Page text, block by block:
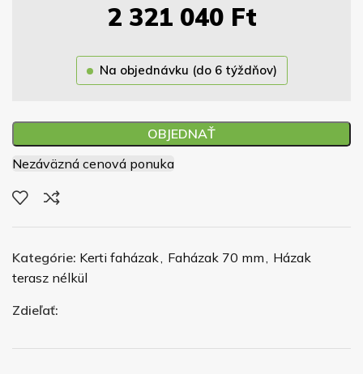
2 321 040 Ft
Na objednávku (do 6 týždňov)
OBJEDNAŤ
Nezáväzná cenová ponuka
Kategórie: Kerti faházak Faházak 70 mm
Házak
terasz nélkül
Zdieľať: